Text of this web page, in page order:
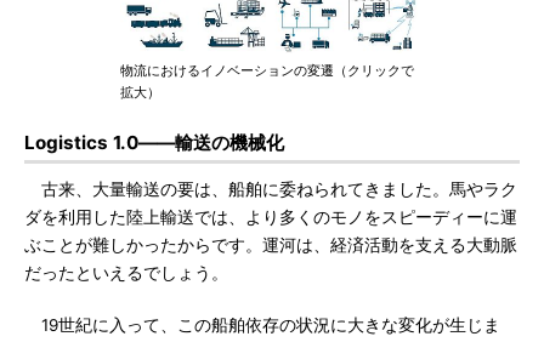
物流におけるイノベーションの変遷（クリックで
拡大）
Logistics 1.0――輸送の機械化
古来、大量輸送の要は、船舶に委ねられてきました。馬やラク
ダを利用した陸上輸送では、より多くのモノをスピーディーに運
ぶことが難しかったからです。運河は、経済活動を支える大動脈
だったといえるでしょう。
19世紀に入って、この船舶依存の状況に大きな変化が生じま